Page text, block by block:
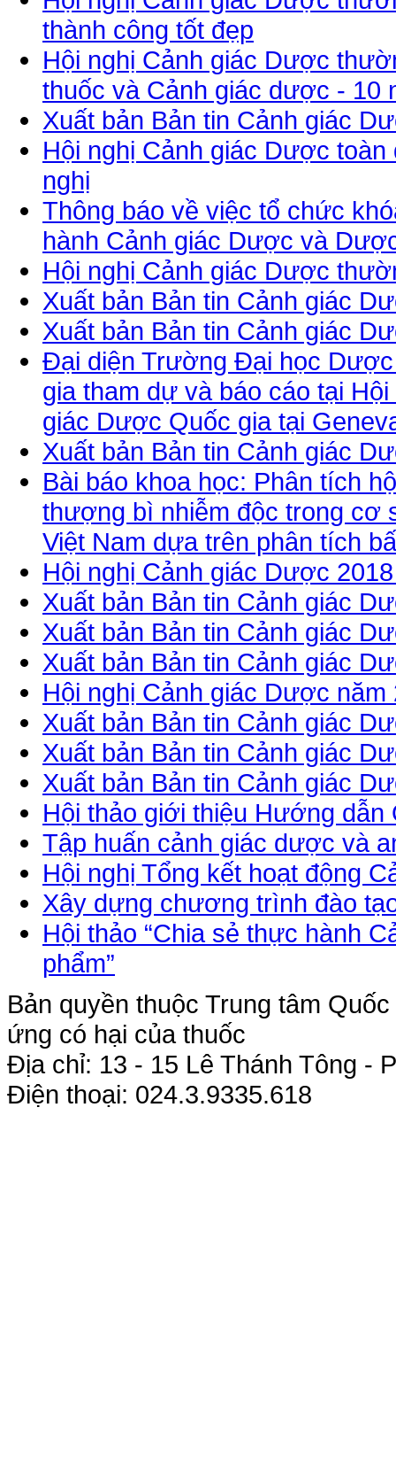
thành công tốt đẹp
Hội nghị Cảnh giác Dược
thuốc và Cảnh giác dược - 10
Xuất bản Bản tin Cảnh giác
Hội nghị Cảnh giác Dược
nghị
Thông báo về việc tổ chức
hành Cảnh giác Dược và
Hội nghị Cảnh giác Dược
Xuất bản Bản tin Cảnh giác
Xuất bản Bản tin Cảnh giác
Đại diện Trường Đại học Dược
gia tham dự và báo cáo tại
giác Dược Quốc gia tại
Xuất bản Bản tin Cảnh giác
Bài báo khoa học: Phân tích
thượng bì nhiễm độc trong cơ
Việt Nam dựa trên phân tích
Hội nghị Cảnh giác Dược
Xuất bản Bản tin Cảnh giác
Xuất bản Bản tin Cảnh giác
Xuất bản Bản tin Cảnh giác
Hội nghị Cảnh giác Dược năm
Xuất bản Bản tin Cảnh giác
Xuất bản Bản tin Cảnh giác
Xuất bản Bản tin Cảnh giác
Hội thảo giới thiệu Hướng
Tập huấn cảnh giác dược và
Hội nghị Tổng kết hoạt động
Xây dựng chương trình đào
Hội thảo “Chia sẻ thực hành
phẩm”
Bản quyền thuộc Trung tâm
ứng có hại của thuốc
Địa chỉ: 13 - 15 Lê Thánh Tông -
Điện thoại: 024.3.9335.618